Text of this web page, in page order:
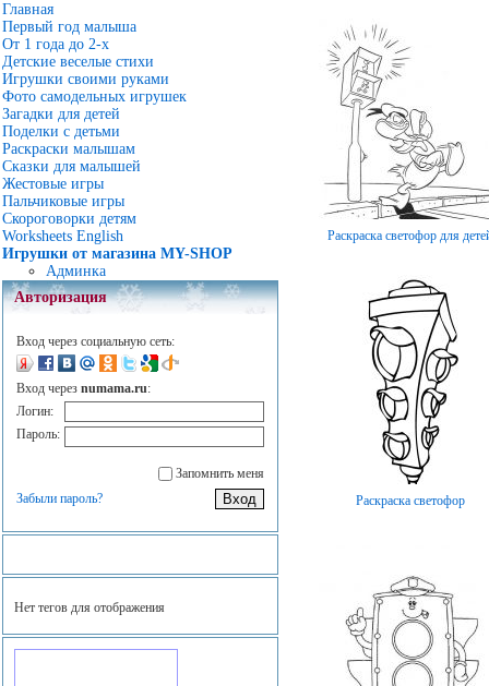
Главная
Первый год малыша
От 1 года до 2-х
Детские веселые стихи
Игрушки своими руками
Фото самодельных игрушек
Загадки для детей
Поделки с детьми
Раскраски малышам
Сказки для малышей
Жестовые игры
Пальчиковые игры
Скороговорки детям
Worksheets English
Игрушки от магазина MY-SHOP
Админка
Авторизация
Вход через социальную сеть:
Вход через numama.ru:
Логин:
Пароль:
Запомнить меня
Забыли пароль?
Нет тегов для отображения
Раскраска светофор для
Раскраска светофор